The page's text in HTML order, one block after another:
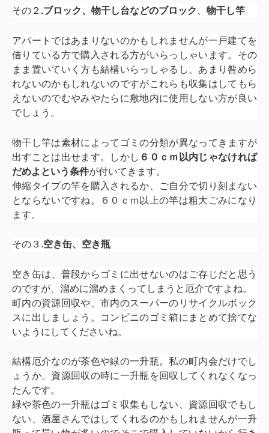
その２ .ブロック、物干し台などのブロック 物干し竿
アパートではあまりないのかもしれませんが一戸建てを
借りている方で購入される方がいらっしゃいます。その
まま置いていく方も結構いらっしゃるし、あまり咎めら
れないのかもしれないのですがこれらも収集はしてもら
えないのでむやみやたらに敷地内に使用しない方が良い
でしょう。
物干し竿は素材によってゴミの分類が異なってきますが
出すことは出せます。しかし ６０ｃｍ以内じゃなければ
だめよという条件が付いてきます。
伸縮タイプの竿を購入されるか、ご自分で切り刻まない
とならないですね。６０ｃｍ以上の竿は粗大ごみになり
ます。
その３.空き缶、空き瓶
空き缶は、普段からゴミに出せないのはご存じだと思う
のですが、溜めに溜めまくってしまうと厄介ですよね。
町内の資源回収や、市内のスーパーのリサイクルボック
スに出しましょう。コンビニのゴミ箱にまとめて捨てな
いようにしてくださいね。
結構厄介なのが茶色や緑の一升瓶。私の町内会だけでし
ょうか。資源回収の時に一升瓶を回収してくれなくなっ
たんです。
緑や茶色の一升瓶はゴミ収集もしない、資源回収でもし
ない、酒屋さんではしてくれるのかもしれませんが一升